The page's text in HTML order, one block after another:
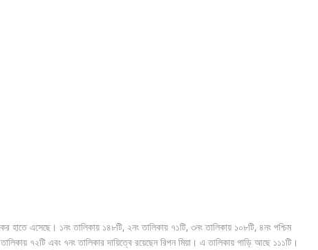
এসেছে। ১নং তালিকায় ১৪৮টি, ২নং তালিকায় ৭১টি, ৩নং তালিকায় ১০৮টি, ৪নং পশ্চিম
৭২টি এবং ৭নং তালিকার দায়িত্বে রয়েছেন রিপন মিয়া। এ তালিকায় গাড়ি আছে ১১১টি।